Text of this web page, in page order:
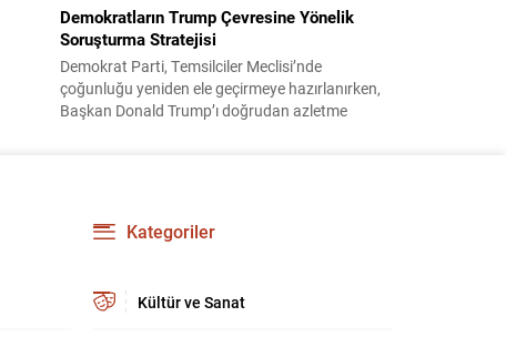
Demokratların Trump Çevresine Yönelik
Soruşturma Stratejisi
Demokrat Parti, Temsilciler Meclisi’nde
çoğunluğu yeniden ele geçirmeye hazırlanırken,
Başkan Donald Trump’ı doğrudan azletme
kuruluşları üzerinden belge ve tanıklık toplama
yöntemlerini değerlendiriyor. Demokratlar, Beyaz
Kategoriler
Kültür ve Sanat